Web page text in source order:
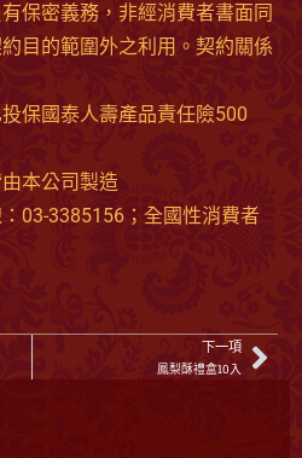
保密義務，非經消費者書面同
目的範圍外之利用。契約關係
保國泰人壽產品責任險500
本公司製造
03-3385156；全國性消費者
下一項
鳳梨酥禮盒10入